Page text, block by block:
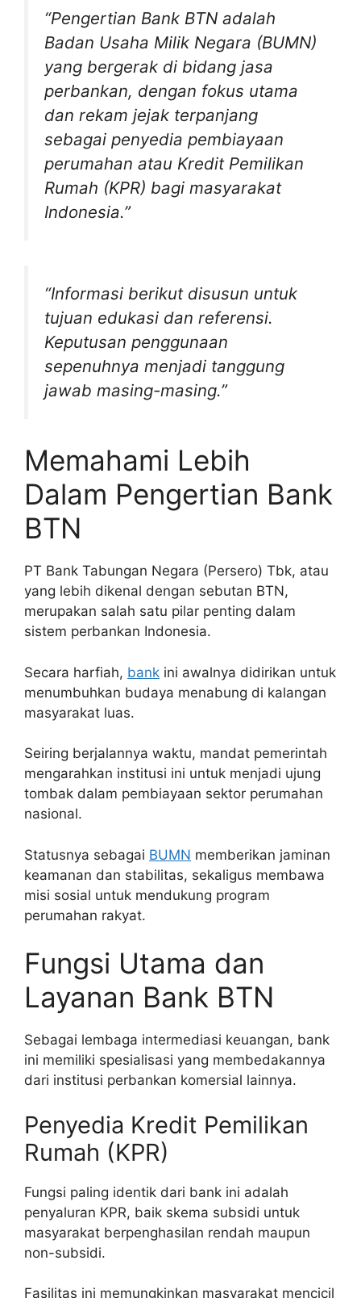
“Pengertian Bank BTN adalah
Badan Usaha Milik Negara (BUMN)
yang bergerak di bidang jasa
perbankan, dengan fokus utama
dan rekam jejak terpanjang
sebagai penyedia pembiayaan
perumahan atau Kredit Pemilikan
Rumah (KPR) bagi masyarakat
Indonesia.”
“Informasi berikut disusun untuk
tujuan edukasi dan referensi.
Keputusan penggunaan
sepenuhnya menjadi tanggung
jawab masing-masing.”
Memahami Lebih
Dalam Pengertian Bank
BTN
PT Bank Tabungan Negara (Persero) Tbk, atau
yang lebih dikenal dengan sebutan BTN,
merupakan salah satu pilar penting dalam
sistem perbankan Indonesia.
Secara harfiah, bank ini awalnya didirikan untuk
menumbuhkan budaya menabung di kalangan
masyarakat luas.
Seiring berjalannya waktu, mandat pemerintah
mengarahkan institusi ini untuk menjadi ujung
tombak dalam pembiayaan sektor perumahan
nasional.
Statusnya sebagai BUMN memberikan jaminan
keamanan dan stabilitas, sekaligus membawa
misi sosial untuk mendukung program
perumahan rakyat.
Fungsi Utama dan
Layanan Bank BTN
Sebagai lembaga intermediasi keuangan, bank
ini memiliki spesialisasi yang membedakannya
dari institusi perbankan komersial lainnya.
Penyedia Kredit Pemilikan
Rumah (KPR)
Fungsi paling identik dari bank ini adalah
penyaluran KPR, baik skema subsidi untuk
masyarakat berpenghasilan rendah maupun
non-subsidi.
Fasilitas ini memungkinkan masyarakat mencicil